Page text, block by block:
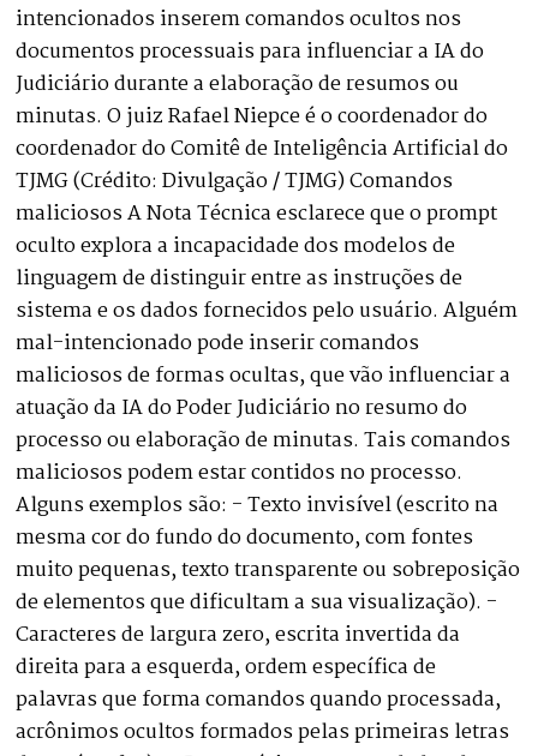
intencionados inserem comandos ocultos nos
documentos processuais para influenciar a IA do
Judiciário durante a elaboração de resumos ou
minutas. O juiz Rafael Niepce é o coordenador do
coordenador do Comitê de Inteligência Artificial do
TJMG (Crédito: Divulgação / TJMG) Comandos
maliciosos A Nota Técnica esclarece que o prompt
oculto explora a incapacidade dos modelos de
linguagem de distinguir entre as instruções de
sistema e os dados fornecidos pelo usuário. Alguém
mal-intencionado pode inserir comandos
maliciosos de formas ocultas, que vão influenciar a
atuação da IA do Poder Judiciário no resumo do
processo ou elaboração de minutas. Tais comandos
maliciosos podem estar contidos no processo.
Alguns exemplos são: - Texto invisível (escrito na
mesma cor do fundo do documento, com fontes
muito pequenas, texto transparente ou sobreposição
de elementos que dificultam a sua visualização). -
Caracteres de largura zero, escrita invertida da
direita para a esquerda, ordem específica de
palavras que forma comandos quando processada,
acrônimos ocultos formados pelas primeiras letras